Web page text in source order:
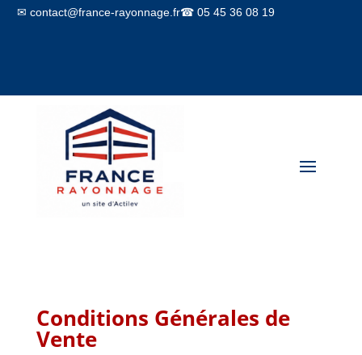
✉ contact@france-rayonnage.fr☎ 05 45 36 08 19
Conditions Générales de
Vente